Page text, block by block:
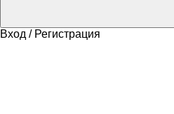
Вход / Регистрация